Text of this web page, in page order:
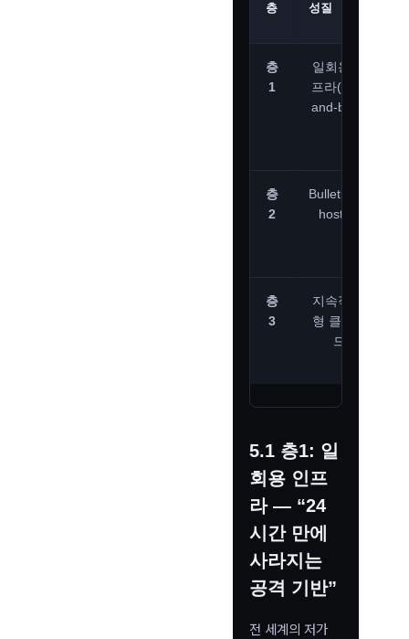
층 성질
층
1
일회용 인
프라(Use-
and-burn)
층
2
Bulletproof
hosters
층
3
지속적 대
형 클라우
드
5.1 층1: 일
회용 인프
라 — “24
시간 만에
사라지는
공격 기반”
전 세계의 저가